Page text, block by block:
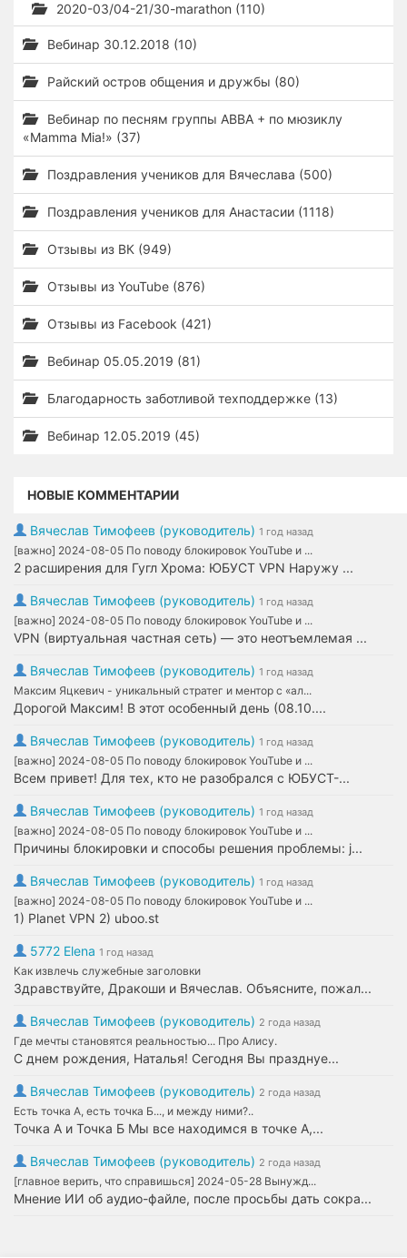
2020-03/04-21/30-marathon (110)
Вебинар 30.12.2018 (10)
Райский остров общения и дружбы (80)
Вебинар по песням группы ABBA + по мюзиклу
«Mamma Mia!» (37)
Поздравления учеников для Вячеслава (500)
Поздравления учеников для Анастасии (1118)
Отзывы из ВК (949)
Отзывы из YouTube (876)
Отзывы из Facebook (421)
Вебинар 05.05.2019 (81)
Благодарность заботливой техподдержке (13)
Вебинар 12.05.2019 (45)
НОВЫЕ КОММЕНТАРИИ
Вячеслав Тимофеев (руководитель) 1 год назад
[важно] 2024-08-05 По поводу блокировок YouTube и ...
2 расширения для Гугл Хрома: ЮБУСТ VPN Наружу ...
Вячеслав Тимофеев (руководитель) 1 год назад
[важно] 2024-08-05 По поводу блокировок YouTube и ...
VPN (виртуальная частная сеть) — это неотъемлемая ...
Вячеслав Тимофеев (руководитель) 1 год назад
Максим Яцкевич - уникальный стратег и ментор с «ал...
Дорогой Максим! В этот особенный день (08.10....
Вячеслав Тимофеев (руководитель) 1 год назад
[важно] 2024-08-05 По поводу блокировок YouTube и ...
Всем привет! Для тех, кто не разобрался с ЮБУСТ-...
Вячеслав Тимофеев (руководитель) 1 год назад
[важно] 2024-08-05 По поводу блокировок YouTube и ...
Причины блокировки и способы решения проблемы: j...
Вячеслав Тимофеев (руководитель) 1 год назад
[важно] 2024-08-05 По поводу блокировок YouTube и ...
1) Planet VPN 2) uboo.st
5772 Elena 1 год назад
Как извлечь служебные заголовки
Здравствуйте, Дракоши и Вячеслав. Объясните, пожал...
Вячеслав Тимофеев (руководитель) 2 года назад
Где мечты становятся реальностью... Про Алису.
С днем рождения, Наталья! Сегодня Вы празднуе...
Вячеслав Тимофеев (руководитель) 2 года назад
Есть точка А, есть точка Б..., и между ними?..
Точка А и Точка Б Мы все находимся в точке А,...
Вячеслав Тимофеев (руководитель) 2 года назад
[главное верить, что справишься] 2024-05-28 Вынужд...
Мнение ИИ об аудио-файле, после просьбы дать сокра...